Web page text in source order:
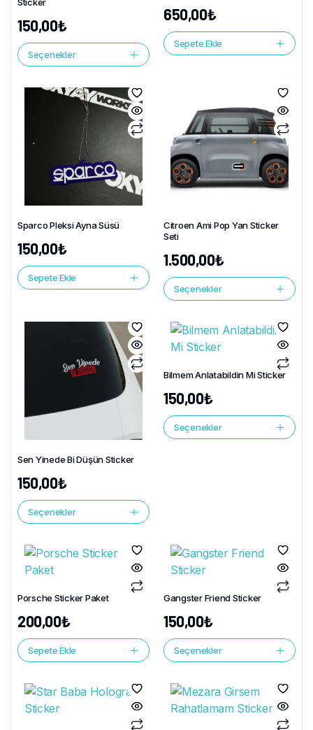
Sticker
150,00₺
Seçenekler
650,00₺
Sepete Ekle
Sparco Pleksi Ayna Süsü
150,00₺
Sepete Ekle
Citroen Ami Pop Yan Sticker
Seti
1.500,00₺
Seçenekler
Sen Yinede Bi Düşün Sticker
150,00₺
Seçenekler
Bilmem Anlatabildin Mi Sticker
150,00₺
Seçenekler
Porsche Sticker Paket
200,00₺
Sepete Ekle
Gangster Friend Sticker
150,00₺
Seçenekler